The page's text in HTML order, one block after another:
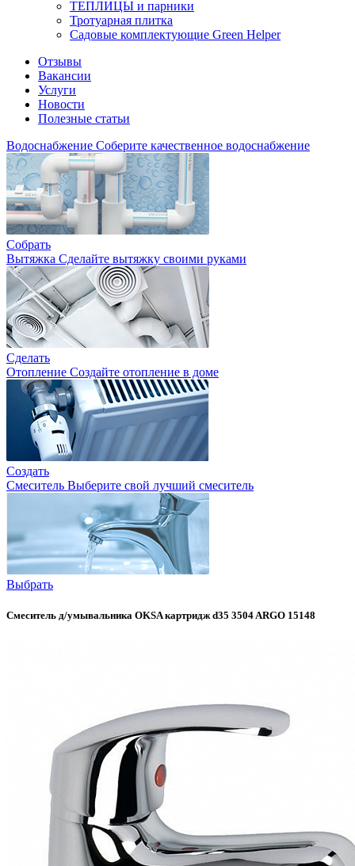
ТЕПЛИЦЫ и парники
Тротуарная плитка
Садовые комплектующие Green Helper
Отзывы
Вакансии
Услуги
Новости
Полезные статьи
Водоснабжение Соберите качественное водоснабжение
Собрать
Вытяжка Сделайте вытяжку своими руками
Сделать
Отопление Создайте отопление в доме
Создать
Смеситель Выберите свой лучший смеситель
Выбрать
Смеситель д/умывальника OKSA картридж d35 3504 ARGO 15148